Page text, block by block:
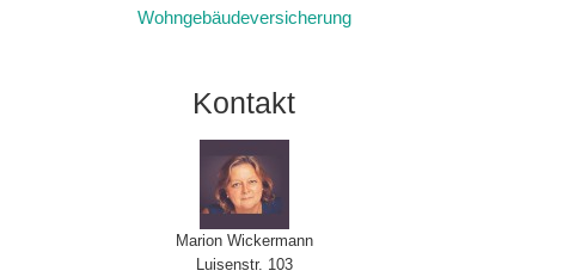
Wohngebäudeversicherung
Kontakt
Marion Wickermann
Luisenstr. 103